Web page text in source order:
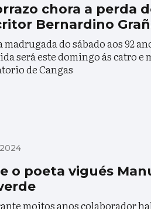
chora a perda
Bernardino
do sábado aos 92
será este domingo ás catro e
de Cangas
o poeta vigués
moitos anos colaborador